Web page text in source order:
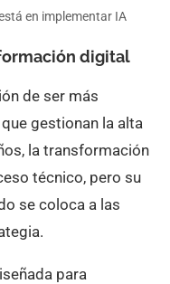
en implementar IA
digital
de ser más
gestionan la alta
la transformación
técnico, pero su
se coloca a las
para